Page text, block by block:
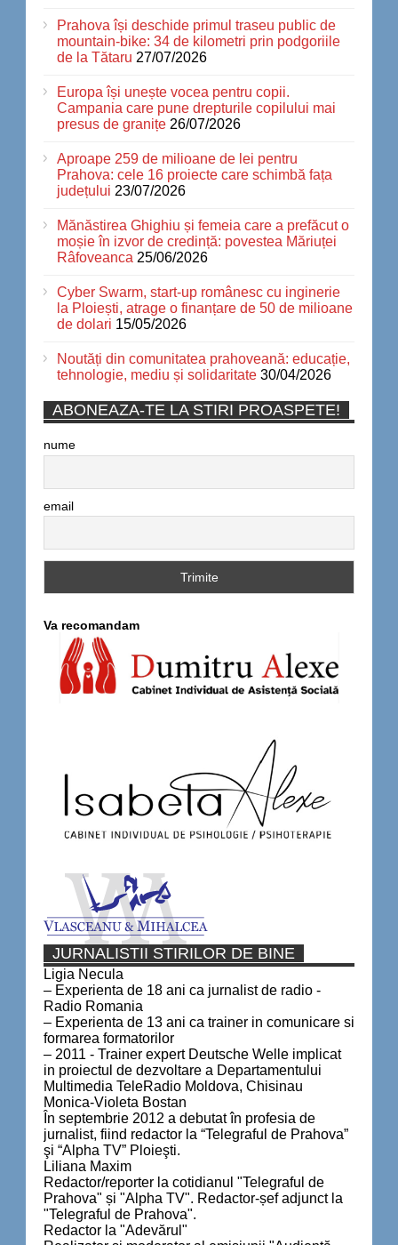
Prahova își deschide primul traseu public de
mountain-bike: 34 de kilometri prin podgoriile
de la Tătaru 27/07/2026
Europa își unește vocea pentru copii.
Campania care pune drepturile copilului mai
presus de granițe 26/07/2026
Aproape 259 de milioane de lei pentru
Prahova: cele 16 proiecte care schimbă fața
județului 23/07/2026
Mănăstirea Ghighiu și femeia care a prefăcut o
moșie în izvor de credință: povestea Măriuței
Râfoveanca 25/06/2026
Cyber Swarm, start-up românesc cu inginerie
la Ploiești, atrage o finanțare de 50 de milioane
de dolari 15/05/2026
Noutăți din comunitatea prahoveană: educație,
tehnologie, mediu și solidaritate 30/04/2026
ABONEAZA-TE LA STIRI PROASPETE!
nume
email
Va recomandam
JURNALISTII STIRILOR DE BINE
Ligia Necula
– Experienta de 18 ani ca jurnalist de radio -
Radio Romania
– Experienta de 13 ani ca trainer in comunicare si
formarea formatorilor
– 2011 - Trainer expert Deutsche Welle implicat
in proiectul de dezvoltare a Departamentului
Multimedia TeleRadio Moldova, Chisinau
Monica-Violeta Bostan
În septembrie 2012 a debutat în profesia de
jurnalist, fiind redactor la “Telegraful de Prahova”
şi “Alpha TV” Ploieşti.
Liliana Maxim
Redactor/reporter la cotidianul "Telegraful de
Prahova" și "Alpha TV". Redactor-șef adjunct la
"Telegraful de Prahova".
Redactor la "Adevărul"